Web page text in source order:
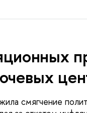
смягчение